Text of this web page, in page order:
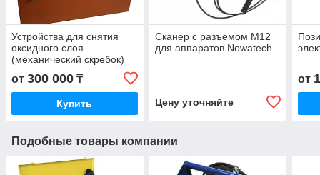
Устройства для снятия
оксидного слоя
(механический скребок)
от 300 000 ₸
Купить
Сканер с разъемом M12
для аппаратов Nowatech
Цену уточняйте
от
Подобные товары компании